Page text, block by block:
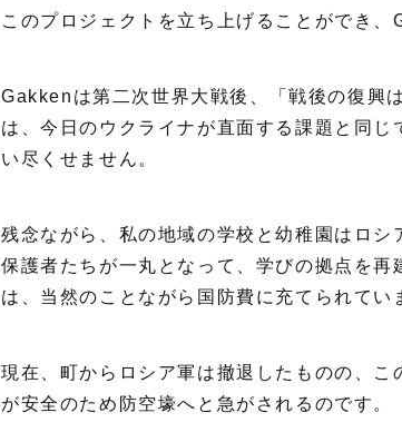
このプロジェクトを立ち上げることができ
Gakkenは第二次世界大戦後、「戦後の復興
は、今日のウクライナが直面する課題と同
い尽くせません。
残念ながら、私の地域の学校と幼稚園はロ
保護者たちが一丸となって、学びの拠点を
は、当然のことながら国防費に充てられてい
現在、町からロシア軍は撤退したものの、
が安全のため防空壕へと急がされるのです。